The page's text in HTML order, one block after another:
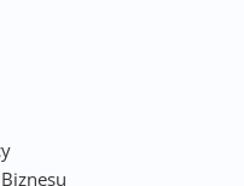
dpi
str/min